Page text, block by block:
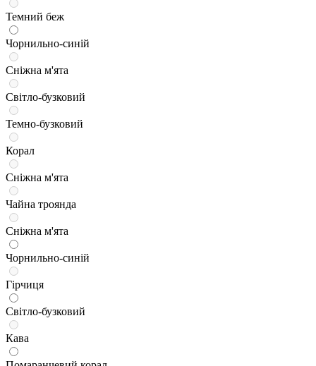
Темний беж
Чорнильно-синій
Сніжна м'ята
Світло-бузковий
Темно-бузковий
Корал
Сніжна м'ята
Чайна троянда
Сніжна м'ята
Чорнильно-синій
Гірчиця
Світло-бузковий
Кава